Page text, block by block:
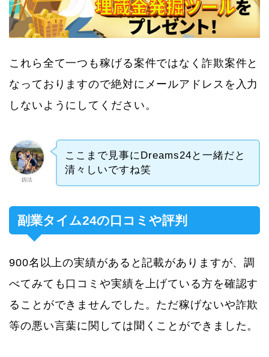
これら全て一つも稼げる案件ではなく詐欺案件と
なっておりますので絶対にメールアドレスを入力
しないようにしてください。
釼法
ここまで見事にDreams24と一緒だと
清々しいですね笑
副業タイム24の口コミや評判
900名以上の実績があると記載がありますが、調
べてみても口コミや実績を上げている方を確認す
ることができませんでした。ただ稼げないや詐欺
等の悪い言葉に関しては聞くことができました。